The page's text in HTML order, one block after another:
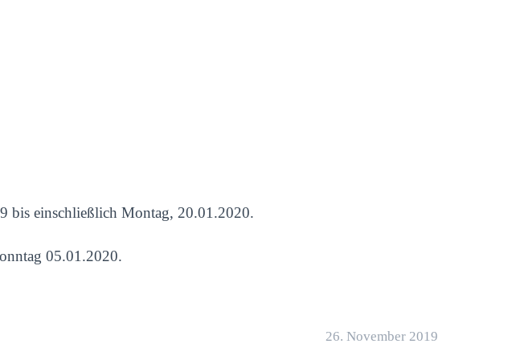
bis einschließlich Montag, 20.01.2020.
05.01.2020.
26. November 2019